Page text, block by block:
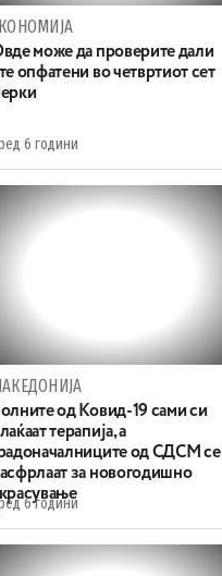
може да проверите дали
опфатени во четвртиот сет
6 години
од Ковид-19 сами си
терапија, а
од СДСМ се
за новогодишно
6 години